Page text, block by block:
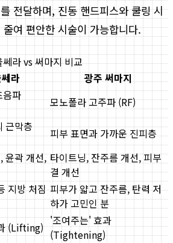
전달하며, 진동 핸드피스와 쿨링 시
여 편안한 시술이 가능합니다.
쎄라 vs 써마지 비교
라
광주 써마지
음파
모노폴라 고주파 (RF)
근막층
피부 표면과 가까운 진피층
윤곽 개선, 타이트닝, 잔주름 개선, 피부
결 개선
지방 처짐 피부가 얇고 잔주름, 탄력 저
하가 고민인 분
(Lifting) '조여주는' 효과
(Tightening)